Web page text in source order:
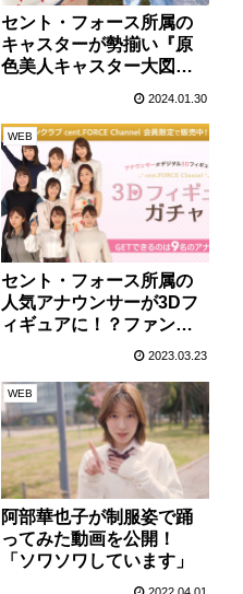
セント・フォース所属の
キャスターが勢揃い『原
色美人キャスター大図鑑
2024.01.30
WEB
セント・フォース所属の
人気アナウンサーが3Dフ
ィギュアに！？ファンク
ラブ向けにサービス開
2023.03.23
WEB
阿部華也子が制服姿で踊
ってみた動画を公開！
「ソワソワしています」